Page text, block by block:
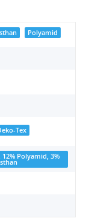
Polyamid
Tex
Polyamid, 3%